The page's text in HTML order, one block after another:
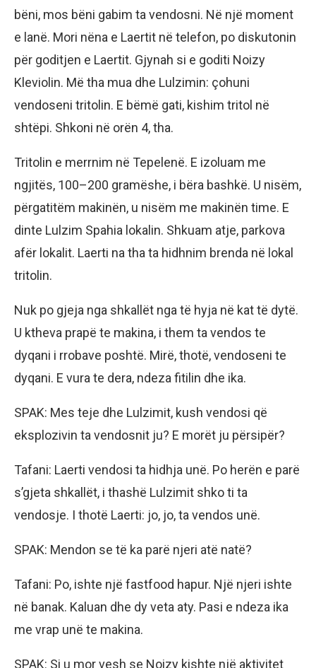
bëni, mos bëni gabim ta vendosni. Në një moment
e lanë. Mori nëna e Laertit në telefon, po diskutonin
për goditjen e Laertit. Gjynah si e goditi Noizy
Kleviolin. Më tha mua dhe Lulzimin: çohuni
vendoseni tritolin. E bëmë gati, kishim tritol në
shtëpi. Shkoni në orën 4, tha.
Tritolin e merrnim në Tepelenë. E izoluam me
ngjitës, 100–200 gramëshe, i bëra bashkë. U nisëm,
përgatitëm makinën, u nisëm me makinën time. E
dinte Lulzim Spahia lokalin. Shkuam atje, parkova
afër lokalit. Laerti na tha ta hidhnim brenda në lokal
tritolin.
Nuk po gjeja nga shkallët nga të hyja në kat të dytë.
U ktheva prapë te makina, i them ta vendos te
dyqani i rrobave poshtë. Mirë, thotë, vendoseni te
dyqani. E vura te dera, ndeza fitilin dhe ika.
SPAK: Mes teje dhe Lulzimit, kush vendosi që
eksplozivin ta vendosnit ju? E morët ju përsipër?
Tafani: Laerti vendosi ta hidhja unë. Po herën e parë
s’gjeta shkallët, i thashë Lulzimit shko ti ta
vendosje. I thotë Laerti: jo, jo, ta vendos unë.
SPAK: Mendon se të ka parë njeri atë natë?
Tafani: Po, ishte një fastfood hapur. Një njeri ishte
në banak. Kaluan dhe dy veta aty. Pasi e ndeza ika
me vrap unë te makina.
SPAK: Si u mor vesh se Noizy kishte një aktivitet